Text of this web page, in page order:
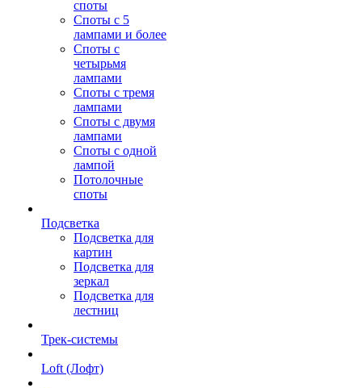
споты
Споты с 5
лампами и более
Споты с
четырьмя
лампами
Споты с тремя
лампами
Споты с двумя
лампами
Споты с одной
лампой
Потолочные
споты
Подсветка
Подсветка для
картин
Подсветка для
зеркал
Подсветка для
лестниц
Трек-системы
Loft (Лофт)